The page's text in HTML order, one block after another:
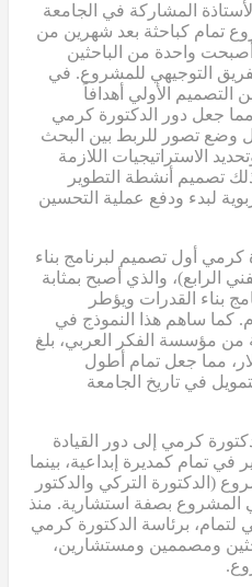
المشاركة في الجامعة
تمام كباحثة بعد شهرين من
واحدة من الباحثين
التوجيهي للمشروع. في
الأولي أهدافاً
جعل دور الدكتورة كرمي
وضع تصور للربط بين البحث
الاستراتيجيات اللازمة
تصميم أنشطة التطوير
لبدء ودفع عملية التحسين
كرمي أول تصميم لبرنامج بناء
الرابع)، والذي أصبح بمثابة
بناء القدرات ويؤطر
كما ساهم هذا النموذج في
مؤسسة الفكر العربي، بلغ
2,000,000 دولار، مما جعل تمام أطول
في تاريخ الجامعة
انتقلت الدكتورة كرمي إلى دور القيادة
في تمام كمديرة إبداعية، بينما
(الدكتورة التركي والدكتور
المشروع بصفة استشارية. منذ
لتمام، برئاسة الدكتورة كرمي
ومصممين ومستشارين،